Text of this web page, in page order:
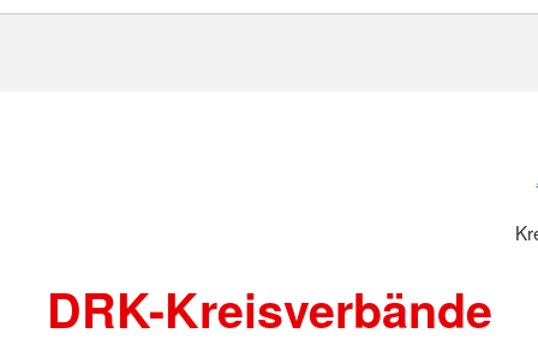
DRK-Kreisverbände